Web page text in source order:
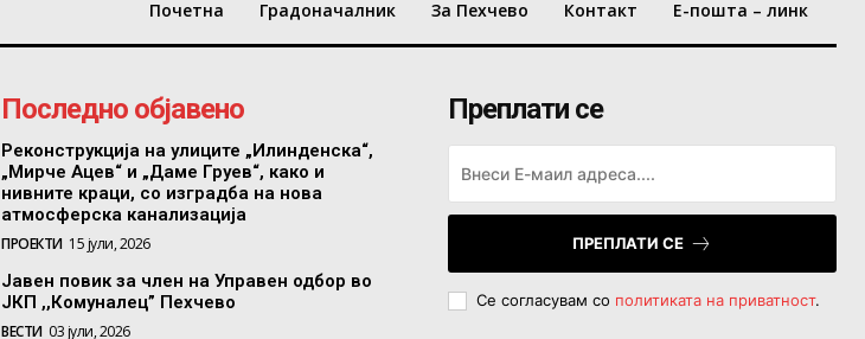
Почетна Градоначалник За Пехчево Контакт Е-пошта – линк
Последно објавено
Реконструкција на улиците „Илинденска“,
„Мирче Ацев“ и „Даме Груев“, како и
нивните краци, со изградба на нова
атмосферска канализација
ПРОЕКТИ 15 јули, 2026
Јавен повик за член на Управен одбор во
ЈКП ,,Комуналец” Пехчево
ВЕСТИ 03 јули, 2026
Преплати се
ПРЕПЛАТИ СЕ
Се согласувам со политиката на приватност.